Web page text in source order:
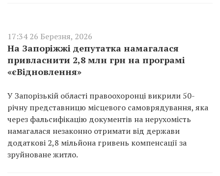
17:34 26 Березня, 2026
На Запоріжжі депутатка намагалася
привласнити 2,8 млн грн на програмі
«єВідновлення»
У Запорізькій області правоохоронці викрили 50-
річну представницю місцевого самоврядування, яка
через фальсифікацію документів на нерухомість
намагалася незаконно отримати від держави
додаткові 2,8 мільйона гривень компенсації за
зруйноване житло.